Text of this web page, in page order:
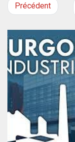
Précédent